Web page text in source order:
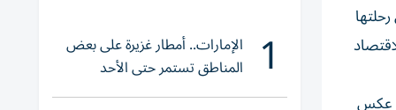
1 الإمارات.. أمطار غزيرة على بعض
المناطق تستمر حتى الأحد